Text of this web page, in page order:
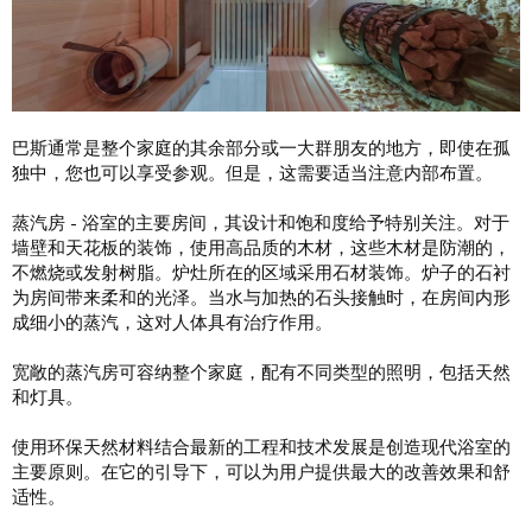
巴斯通常是整个家庭的其余部分或一大群朋友的地方，即使在孤
独中，您也可以享受参观。但是，这需要适当注意内部布置。
蒸汽房 - 浴室的主要房间，其设计和饱和度给予特别关注。对于
墙壁和天花板的装饰，使用高品质的木材，这些木材是防潮的，
不燃烧或发射树脂。炉灶所在的区域采用石材装饰。炉子的石衬
为房间带来柔和的光泽。当水与加热的石头接触时，在房间内形
成细小的蒸汽，这对人体具有治疗作用。
宽敞的蒸汽房可容纳整个家庭，配有不同类型的照明，包括天然
和灯具。
使用环保天然材料结合最新的工程和技术发展是创造现代浴室的
主要原则。在它的引导下，可以为用户提供最大的改善效果和舒
适性。